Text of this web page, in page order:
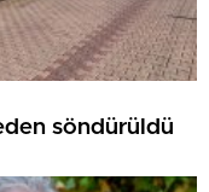
söndürüldü